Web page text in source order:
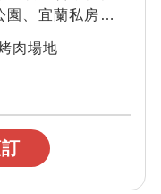
、宜蘭私房景點
薦
肉場地